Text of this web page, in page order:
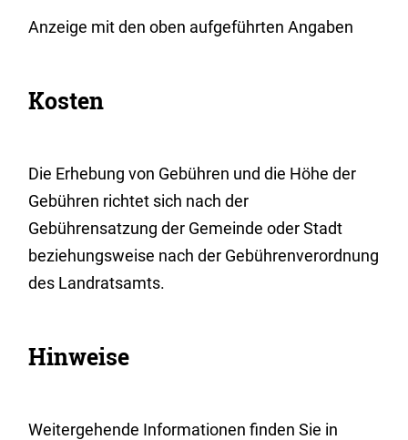
Anzeige mit den oben aufgeführten Angaben
Kosten
Die Erhebung von Gebühren und die Höhe der
Gebühren richtet sich nach der
Gebührensatzung der Gemeindeoder Stadt
beziehungsweise nach der Gebührenverordnung
des Landratsamts.
Hinweise
Weitergehende Informationen finden Sie in